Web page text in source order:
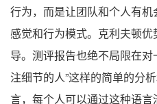
行为，而是让团队和个人有机
感觉和行为模式。克利夫顿
导。测评报告也绝不局限在对
注细节的人”这样的简单的分
言，每个人可以通过这种语